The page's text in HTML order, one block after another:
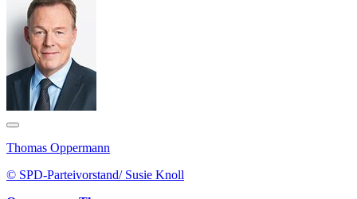
Thomas Oppermann
© SPD-Parteivorstand/ Susie Knoll